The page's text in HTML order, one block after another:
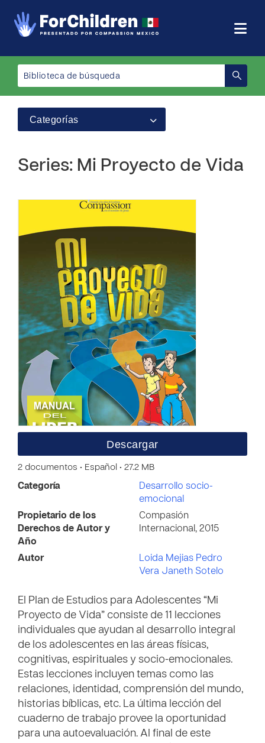
Categorías
Series: Mi Proyecto de Vida
Descargar
2 documentos • Español • 27.2 MB
Categoría
Desarrollo socio-
emocional
Propietario de los
Derechos de Autor y
Año
Compasión
Internacional, 2015
Autor
Loida Mejias Pedro
Vera Janeth Sotelo
El Plan de Estudios para Adolescentes “Mi
Proyecto de Vida” consiste de 11 lecciones
individuales que ayudan al desarrollo integral
de los adolescentes en las áreas físicas,
cognitivas, espirituales y socio-emocionales.
Estas lecciones incluyen temas como las
relaciones, identidad, comprensión del mundo,
historias bíblicas, etc. La última lección del
cuaderno de trabajo provee la oportunidad
para una autoevaluación. Al final de este